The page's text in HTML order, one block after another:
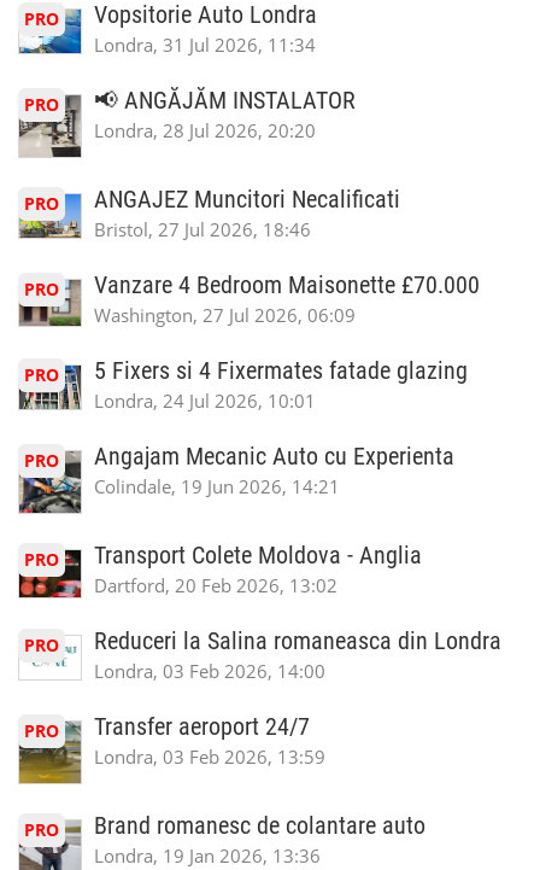
PRO Vopsitorie Auto Londra
Londra, 31 Jul 2026, 11:34
PRO 📢 ANGĂJĂM INSTALATOR
Londra, 28 Jul 2026, 20:20
PRO ANGAJEZ Muncitori Necalificati
Bristol, 27 Jul 2026, 18:46
PRO Vanzare 4 Bedroom Maisonette £70.000
Washington, 27 Jul 2026, 06:09
PRO 5 Fixers si 4 Fixermates fatade glazing
Londra, 24 Jul 2026, 10:01
PRO Angajam Mecanic Auto cu Experienta
Colindale, 19 Jun 2026, 14:21
PRO Transport Colete Moldova - Anglia
Dartford, 20 Feb 2026, 13:02
PRO Reduceri la Salina romaneasca din Londra
Londra, 03 Feb 2026, 14:00
PRO Transfer aeroport 24/7
Londra, 03 Feb 2026, 13:59
PRO Brand romanesc de colantare auto
Londra, 19 Jan 2026, 13:36